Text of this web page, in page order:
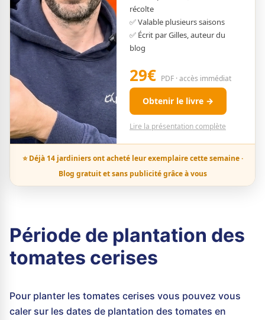
récolte
✅ Valable plusieurs saisons
✅ Écrit par Gilles, auteur du
blog
29€ PDF · accès immédiat
Obtenir le livre →
Lire la présentation complète
⭐ Déjà 14 jardiniers ont acheté leur exemplaire cette semaine ·
Blog gratuit et sans publicité grâce à vous
Période de plantation des
tomates cerises
Pour planter les tomates cerises vous pouvez vous
caler sur les dates de plantation des tomates en